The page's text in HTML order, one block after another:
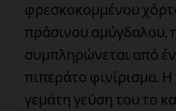
φρεσκοκομμένου
πράσινου αμύγδαλου,
συμπληρώνεται από
πιπεράτο φινίρισμα. Η
γεμάτη γεύση του το